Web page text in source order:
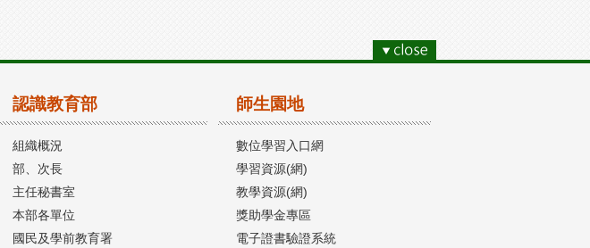
認識教育部
組織概況
部、次長
主任秘書室
本部各單位
國民及學前教育署
師生園地
數位學習入口網
學習資源(網)
教學資源(網)
獎助學金專區
電子證書驗證系統